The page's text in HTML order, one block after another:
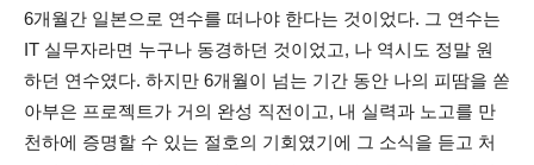
6개월간 일본으로 연수를 떠나야 한다는 것이었다. 그 연수는
IT 실무자라면 누구나 동경하던 것이었고, 나 역시도 정말 원
하던 연수였다. 하지만 6개월이 넘는 기간 동안 나의 피땀을 쏟
아부은 프로젝트가 거의 완성 직전이고, 내 실력과 노고를 만
천하에 증명할 수 있는 절호의 기회였기에 그 소식을 듣고 처